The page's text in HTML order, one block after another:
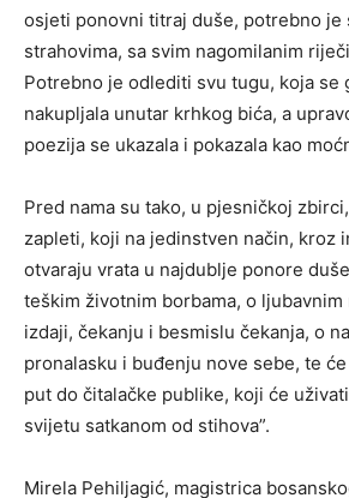
osjeti ponovni titraj duše, potrebno je
strahovima, sa svim nagomilanim
Potrebno je odlediti svu tugu, koja se
nakupljala unutar krhkog bića, a
poezija se ukazala i pokazala kao
Pred nama su tako, u pjesničkoj
zapleti, koji na jedinstven način, kroz
otvaraju vrata u najdublje ponore
teškim životnim borbama, o ljubavnim
izdaji, čekanju i besmislu čekanja, o
pronalasku i buđenju nove sebe, te
put do čitalačke publike, koji će
svijetu satkanom od stihova”.
Mirela Pehiljagić, magistrica